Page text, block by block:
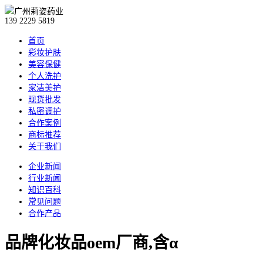
139 2229 5819
首页
彩妆护肤
美容保健
个人洗护
家洁美护
现货批发
私密调护
合作案例
商标推荐
关于我们
企业新闻
行业新闻
知识百科
常见问题
合作产品
品牌化妆品oem厂商,含α